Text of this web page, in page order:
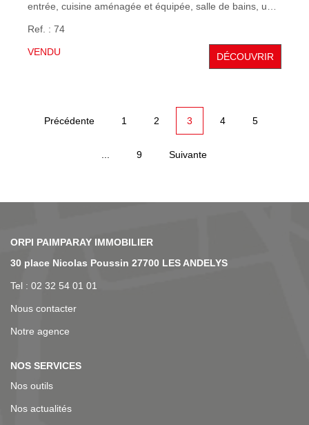
entrée, cuisine aménagée et équipée, salle de bains, un
chambres, un bureau. garage. Maison à rafraîchir à votre
goût. Le terrain de 280m² offre amplement d'espace pour
profiter de l'extérieur.
Ref. : 74
VENDU DÉCOUVRIR
Précédente 1 2 3 4 5
9 Suivante
NOS AGENCES
30 place Nicolas Poussin 27700 LES ANDELYS
Tel : 02 32 54 01 01
Nous contacter
Notre agence
NOS SERVICES
Nos outils
Nos actualités